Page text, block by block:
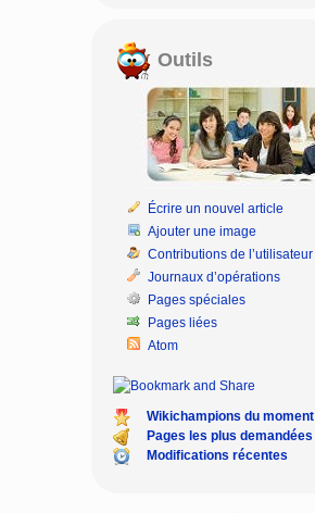
Outils
Écrire un nouvel article
Ajouter une image
Contributions de l’utilisateur
Journaux d’opérations
Pages spéciales
Pages liées
Atom
Wikichampions du moment
Pages les plus demandées
Modifications récentes